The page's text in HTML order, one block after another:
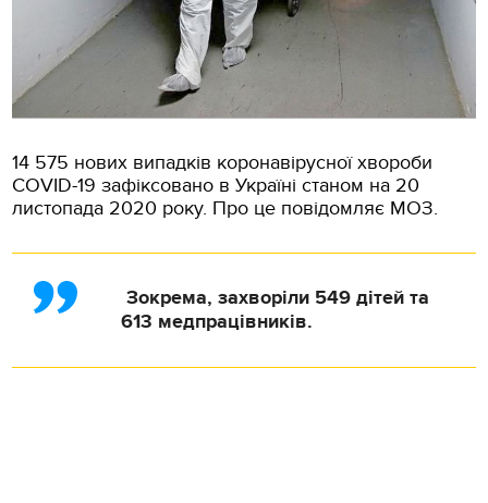
14 575 нових випадків коронавірусної хвороби
COVID-19 зафіксовано в Україні станом на 20
листопада 2020 року. Про це повідомляє МОЗ.
Зокрема, захворіли 549 дітей та
613 медпрацівників.